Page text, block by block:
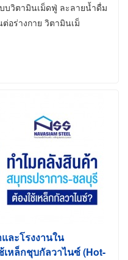
บวิตามินเม็ดฟู่ ละลายน้ำดื่ม
อร่างกาย วิตามินเม็
ละโรงงานใน
หล็กชุบกัลวาไนซ์ (Hot-